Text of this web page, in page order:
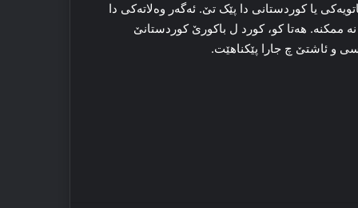
یا کوردستانی دا پێک تێ. ئه‌گه‌ر وه‌لاته‌کی دا
ممکنه‌. هه‌تا کو، کورد ل باکورێ کوردستانێ
و ئاشتێ چ جارا پێكناھێت.